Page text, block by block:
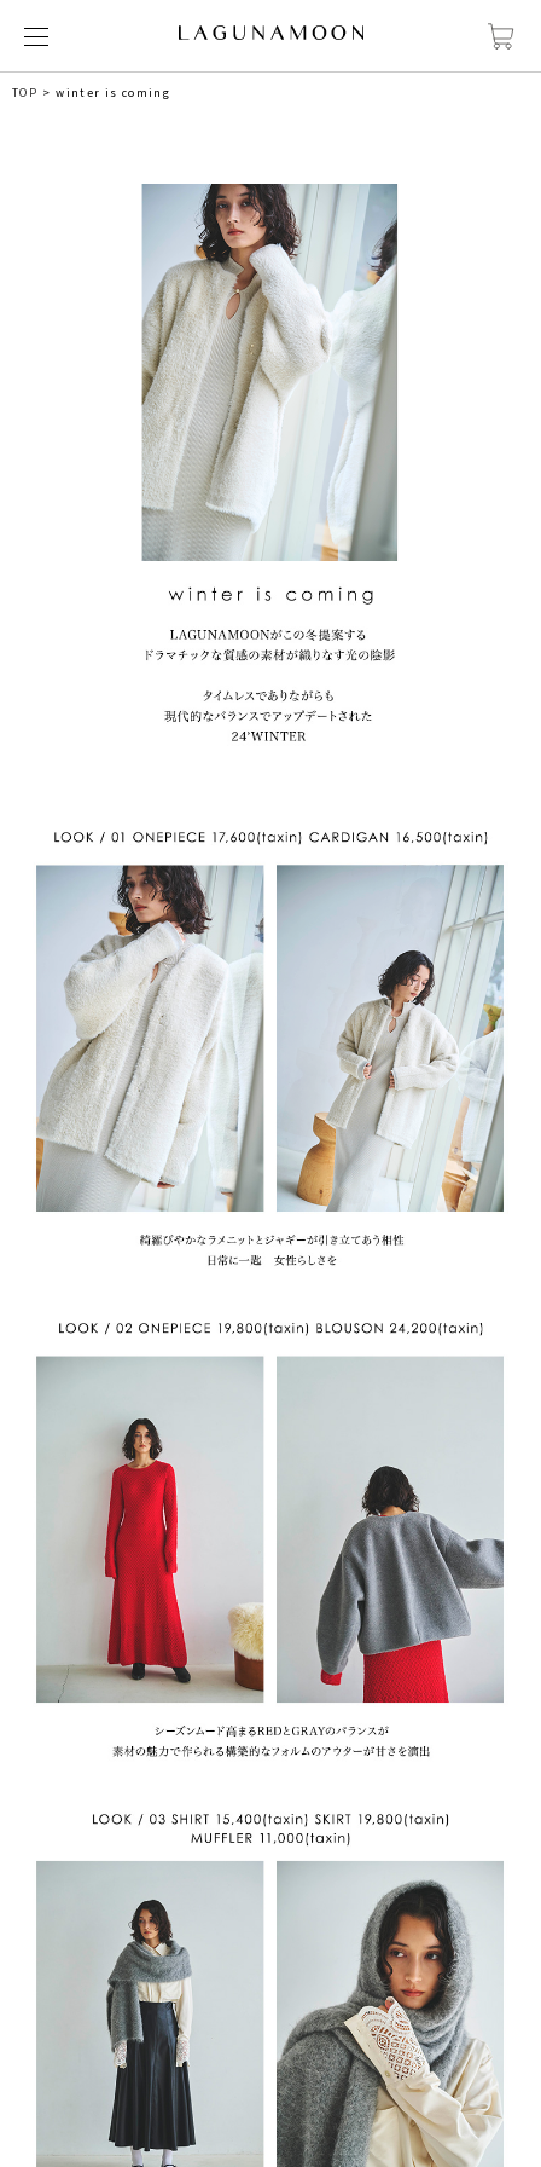
TOP winter is coming